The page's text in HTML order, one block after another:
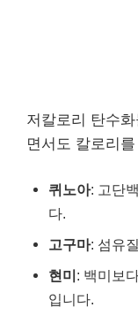
저칼로리 탄수
면서도 칼로리
퀴노아: 고단
다.
고구마: 섬유
현미: 백미보
입니다.